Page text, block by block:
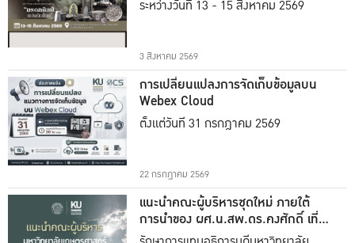
ระหว่างวันที่ 13 - 15 สิงหาคม 2569
3 สิงหาคม 2569
การเปลี่ยนแปลงการจัดเก็บข้อมูลบน
Webex Cloud
ตั้งแต่วันที่ 31 กรกฎาคม 2569
22 กรกฎาคม 2569
แนะนำคณะผู้บริหารชุดใหม่ ภายใต้
การนำของ ผศ.น.สพ.ดร.คงศักดิ์ เที่ยง
ธรรม